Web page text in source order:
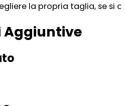
la propria taglia, se si
Aggiuntive